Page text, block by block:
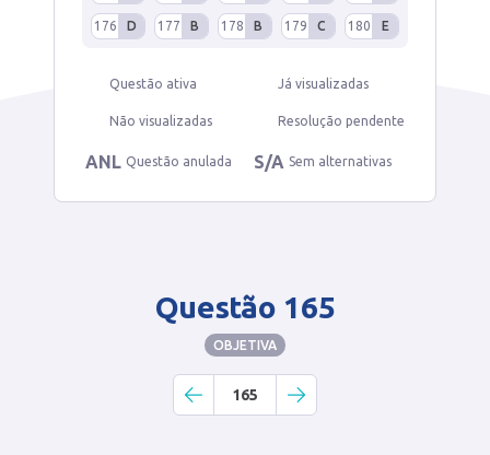
176 D 177 B 178 B 179 C 180 E
Questão ativa Já visualizadas
Não visualizadas Resolução pendente
ANL Questão anulada S/A Sem alternativas
Questão 165
OBJETIVA
165